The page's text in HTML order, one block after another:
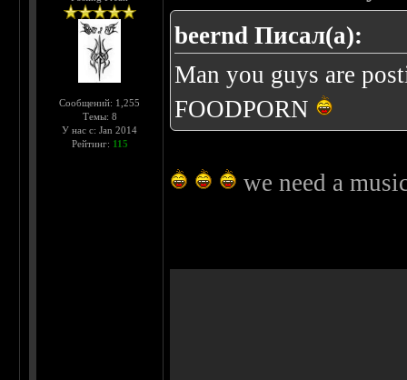
Сообщений: 1,255
Темы: 8
У нас с: Jan 2014
Рейтинг: 115
beernd Писал(а):
Man you guys are
FOODPORN
we need a